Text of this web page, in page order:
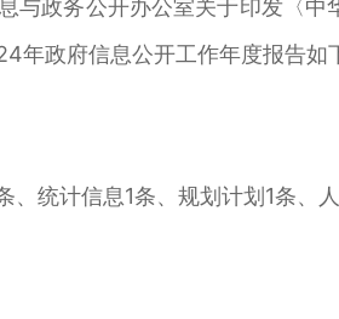
政务公开办公室关于印发〈中
年政府信息公开工作年度报告如
计信息1条、规划计划1条、人